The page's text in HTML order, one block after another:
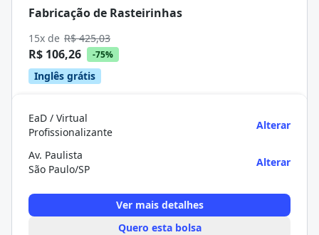
Fabricação de Rasteirinhas
15x de R$ 425,03
R$ 106,26 -75%
Inglês grátis
EaD / Virtual
Profissionalizante
Alterar
Av. Paulista
São Paulo/SP
Alterar
Ver mais detalhes
Quero esta bolsa